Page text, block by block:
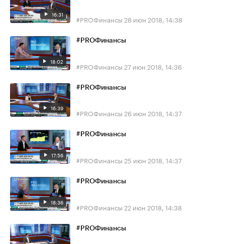
16:31 #PROФинансы 28 июн 2018, 14:38
18:02
#PROФинансы
#PROФинансы 27 июн 2018, 14:36
16:39
#PROФинансы
#PROФинансы 26 июн 2018, 14:37
17:56
#PROФинансы
#PROФинансы 25 июн 2018, 14:37
18:36
#PROФинансы
#PROФинансы 22 июн 2018, 14:38
#PROФинансы